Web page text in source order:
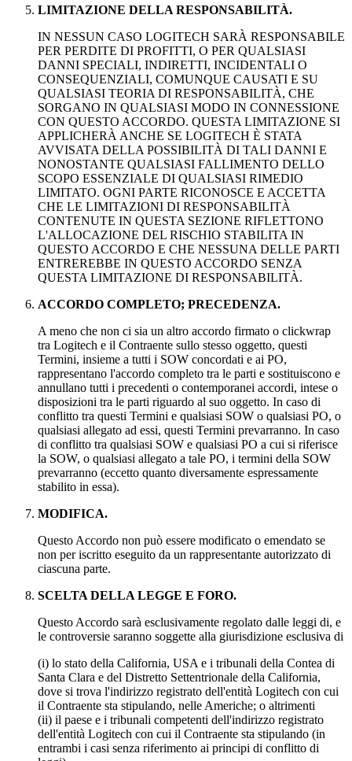
LIMITAZIONE DELLA RESPONSABILITÀ.
IN NESSUN CASO LOGITECH SARÀ RESPONSABILE
PER PERDITE DI PROFITTI, O PER QUALSIASI
DANNI SPECIALI, INDIRETTI, INCIDENTALI O
CONSEQUENZIALI, COMUNQUE CAUSATI E SU
QUALSIASI TEORIA DI RESPONSABILITÀ, CHE
SORGANO IN QUALSIASI MODO IN CONNESSIONE
CON QUESTO ACCORDO. QUESTA LIMITAZIONE SI
APPLICHERÀ ANCHE SE LOGITECH È STATA
AVVISATA DELLA POSSIBILITÀ DI TALI DANNI E
NONOSTANTE QUALSIASI FALLIMENTO DELLO
SCOPO ESSENZIALE DI QUALSIASI RIMEDIO
LIMITATO. OGNI PARTE RICONOSCE E ACCETTA
CHE LE LIMITAZIONI DI RESPONSABILITÀ
CONTENUTE IN QUESTA SEZIONE RIFLETTONO
L'ALLOCAZIONE DEL RISCHIO STABILITA IN
QUESTO ACCORDO E CHE NESSUNA DELLE PARTI
ENTREREBBE IN QUESTO ACCORDO SENZA
QUESTA LIMITAZIONE DI RESPONSABILITÀ.
ACCORDO COMPLETO; PRECEDENZA.
A meno che non ci sia un altro accordo firmato o clickwrap
tra Logitech e il Contraente sullo stesso oggetto, questi
Termini, insieme a tutti i SOW concordati e ai PO,
rappresentano l'accordo completo tra le parti e sostituiscono e
annullano tutti i precedenti o contemporanei accordi, intese o
disposizioni tra le parti riguardo al suo oggetto. In caso di
conflitto tra questi Termini e qualsiasi SOW o qualsiasi PO, o
qualsiasi allegato ad essi, questi Termini prevarranno. In caso
di conflitto tra qualsiasi SOW e qualsiasi PO a cui si riferisce
la SOW, o qualsiasi allegato a tale PO, i termini della SOW
prevarranno (eccetto quanto diversamente espressamente
stabilito in essa).
MODIFICA.
Questo Accordo non può essere modificato o emendato se
non per iscritto eseguito da un rappresentante autorizzato di
ciascuna parte.
SCELTA DELLA LEGGE E FORO.
Questo Accordo sarà esclusivamente regolato dalle leggi di, e
le controversie saranno soggette alla giurisdizione esclusiva di
(i) lo stato della California, USA e i tribunali della Contea di
Santa Clara e del Distretto Settentrionale della California,
dove si trova l'indirizzo registrato dell'entità Logitech con cui
il Contraente sta stipulando, nelle Americhe; o altrimenti
(ii) il paese e i tribunali competenti dell'indirizzo registrato
dell'entità Logitech con cui il Contraente sta stipulando (in
entrambi i casi senza riferimento ai principi di conflitto di